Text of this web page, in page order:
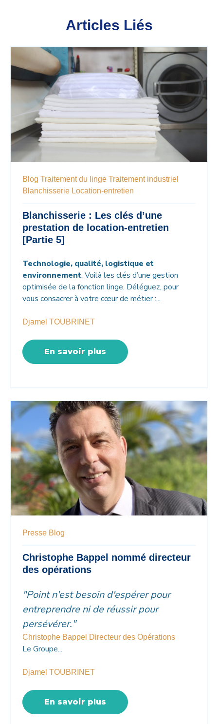
Articles Liés
Blog Traitement du linge Traitement industriel
Blanchisserie Location-entretien
Blanchisserie : Les clés d’une
prestation de location-entretien
[Partie 5]
Technologie, qualité, logistique et
environnement. Voilà les clés d’une gestion
optimisée de la fonction linge. Déléguez, pour
vous consacrer à votre cœur de métier :...
Djamel TOUBRINET
En savoir plus
Presse Blog
Christophe Bappel nommé directeur
des opérations
"Point n'est besoin d'espérer pour
entreprendre ni de réussir pour
persévérer."
Christophe Bappel Directeur des Opérations
Le Groupe...
Djamel TOUBRINET
En savoir plus